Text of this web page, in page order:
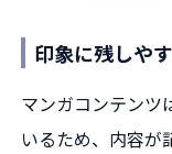
印象に残しや
マンガコンテンツ
いるため、内容が